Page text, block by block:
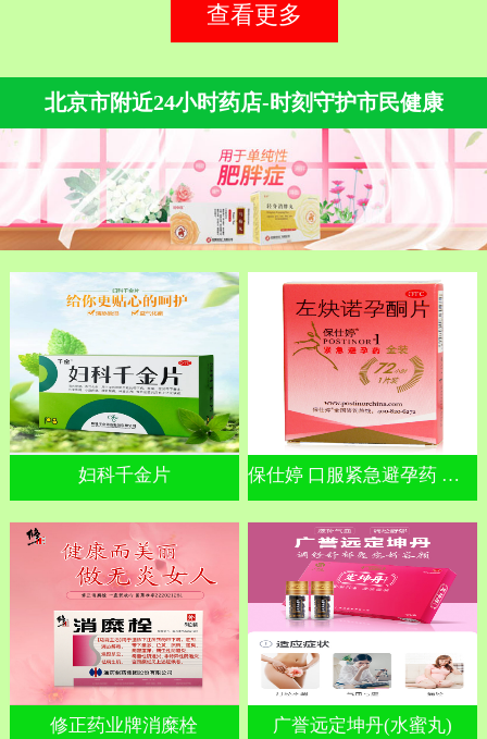
查看更多
北京市附近24小时药店-时刻守护市民健康
妇科千金片 保仕婷 口服紧急避孕药 左炔诺孕酮片
修正药业牌消糜栓 广誉远定坤丹(水蜜丸)